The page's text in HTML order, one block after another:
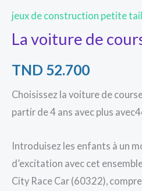
jeux de construction petite
La voiture de
TND 52.700
Choisissez la voiture de
partir de 4 ans avec plus
Introduisez les enfants à un
d’excitation avec cet
City Race Car (60322),